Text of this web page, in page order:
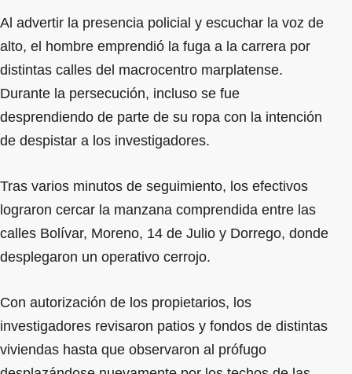
Al advertir la presencia policial y escuchar la voz de
alto, el hombre emprendió la fuga a la carrera por
distintas calles del macrocentro marplatense.
Durante la persecución, incluso se fue
desprendiendo de parte de su ropa con la intención
de despistar a los investigadores.
Tras varios minutos de seguimiento, los efectivos
lograron cercar la manzana comprendida entre las
calles Bolívar, Moreno, 14 de Julio y Dorrego, donde
desplegaron un operativo cerrojo.
Con autorización de los propietarios, los
investigadores revisaron patios y fondos de distintas
viviendas hasta que observaron al prófugo